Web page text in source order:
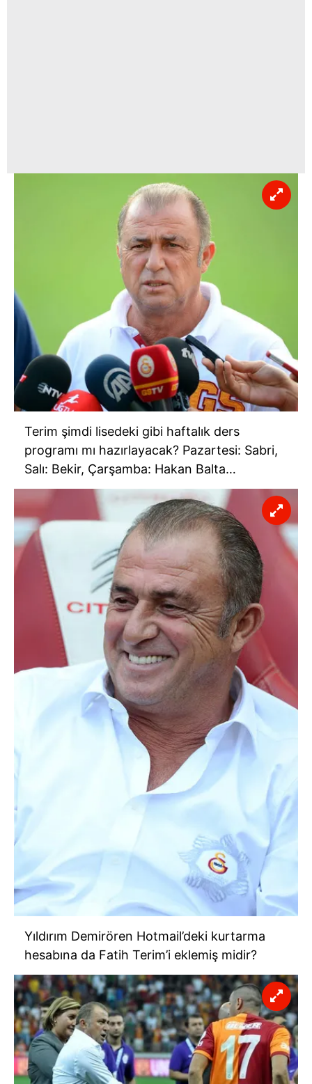
Terim şimdi lisedeki gibi haftalık ders
programı mı hazırlayacak? Pazartesi: Sabri,
Salı: Bekir, Çarşamba: Hakan Balta…
Yıldırım Demirören Hotmail’deki kurtarma
hesabına da Fatih Terim’i eklemiş midir?